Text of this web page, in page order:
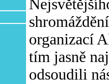
organizací
tím jasně
odsoudili